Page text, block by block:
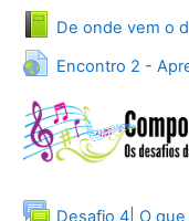
De onde vem o
Encontro 2 -
Desafio 4| O